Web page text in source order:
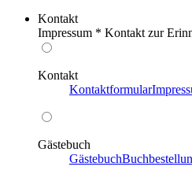
Kontakt
Impressum * Kontakt zur
Kontakt
Kontaktformular
Gästebuch
Gästebuch